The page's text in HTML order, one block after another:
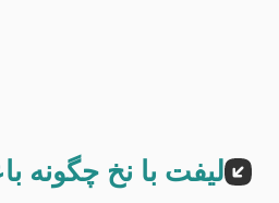
لیفت با نخ چگونه